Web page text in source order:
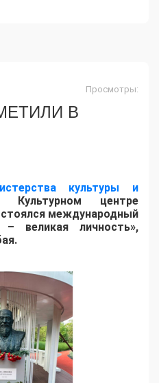
Просмотры:
В
культуры и
центре
международный
великая личность»,